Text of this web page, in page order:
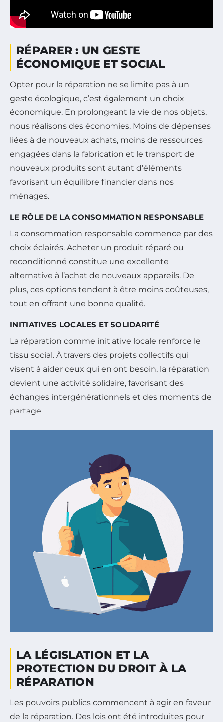
RÉPARER : UN GESTE
ÉCONOMIQUE ET SOCIAL
Opter pour la réparation ne se limite pas à un
geste écologique, c’est également un choix
économique. En prolongeant la vie de nos objets,
nous réalisons des économies. Moins de dépenses
liées à de nouveaux achats, moins de ressources
engagées dans la fabrication et le transport de
nouveaux produits sont autant d’éléments
favorisant un équilibre financier dans nos
ménages.
LE RÔLE DE LA CONSOMMATION RESPONSABLE
La consommation responsable commence par des
choix éclairés. Acheter un produit réparé ou
reconditionné constitue une excellente
alternative à l’achat de nouveaux appareils. De
plus, ces options tendent à être moins coûteuses,
tout en offrant une bonne qualité.
INITIATIVES LOCALES ET SOLIDARITÉ
La réparation comme initiative locale renforce le
tissu social. À travers des projets collectifs qui
visent à aider ceux qui en ont besoin, la réparation
devient une activité solidaire, favorisant des
échanges intergénérationnels et des moments de
partage.
LA LÉGISLATION ET LA
PROTECTION DU DROIT À LA
RÉPARATION
Les pouvoirs publics commencent à agir en faveur
de la réparation. Des lois ont été introduites pour